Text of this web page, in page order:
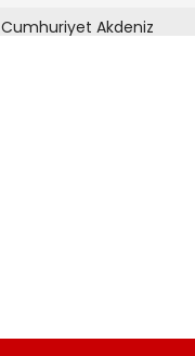
Cumhuriyet Akdeniz
Cumhuriyet Çevre